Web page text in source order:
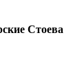
Стоева